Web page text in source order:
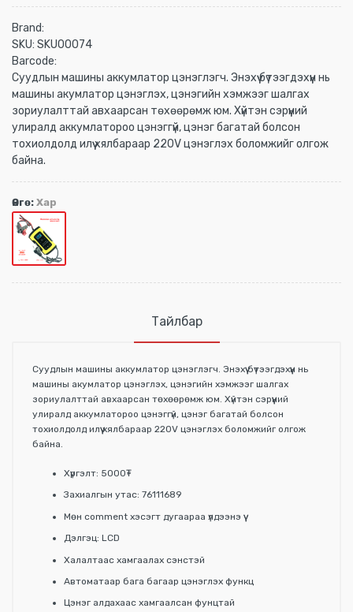
Brand:
SKU: SKU00074
Barcode:
Суудлын машины аккумлатор цэнэглэгч. Энэхүү бүтээгдэхүүн нь
машины акумлатор цэнэглэх, цэнэгийн хэмжээг шалгах
зориулалттай авхаарсан төхөөрөмж юм. Хүйтэн сэрүүний
улиралд аккумлатороо цэнэггүй, цэнэг багатай болсон
тохиолдолд илүү хялбараар 220V цэнэглэх боломжийг олгож
байна.
Өнгө: Хар
Тайлбар
Суудлын машины аккумлатор цэнэглэгч. Энэхүү бүтээгдэхүүн нь
машины акумлатор цэнэглэх, цэнэгийн хэмжээг шалгах
зориулалттай авхаарсан төхөөрөмж юм. Хүйтэн сэрүүний
улиралд аккумлатороо цэнэггүй, цэнэг багатай болсон
тохиолдолд илүү хялбараар 220V цэнэглэх боломжийг олгож
байна.
Хүргэлт: 5000₮
Захиалгын утас: 76111689
Мөн comment хэсэгт дугаараа үлдээнэ үү
Дэлгэц: LCD
Халалтаас хамгаалах сэнстэй
Автоматаар бага багаар цэнэглэх функц
Цэнэг алдахаас хамгаалсан фунцтай